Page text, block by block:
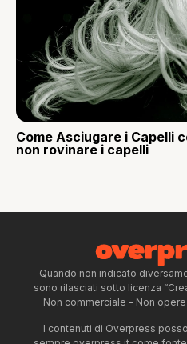
Come Asciugare i Capelli
non rovinare i capelli
Quando non indicato
sono rilasciati sotto licenza
Non commerciale – Non
I contenuti di Overpress